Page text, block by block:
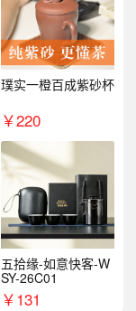
璞实一橙百成紫砂杯
￥220
五拾缘-如意快客-W
SY-26C01
￥131